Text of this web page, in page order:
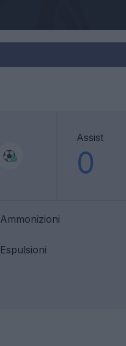
Assist
0
Ammonizioni
Espulsioni